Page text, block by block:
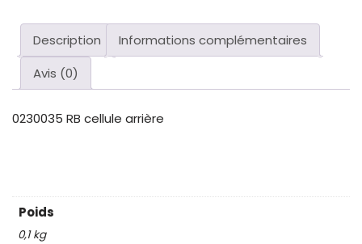
Description
Informations complémentaires
Avis (0)
0230035 RB cellule arrière
Poids
0,1 kg